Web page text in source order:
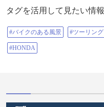
タグを活用して見たい情
#バイクのある風景 #ツーリング
#HONDA